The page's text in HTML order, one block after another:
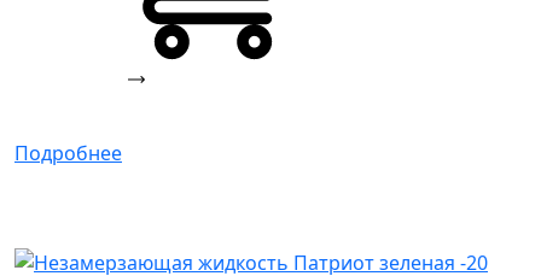
Подробнее